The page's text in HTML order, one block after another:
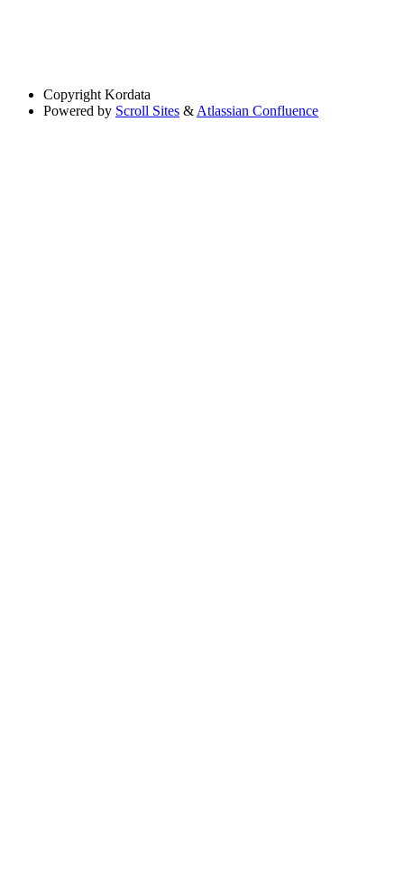
Copyright Kordata
Powered by Scroll Sites & Atlassian Confluence